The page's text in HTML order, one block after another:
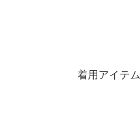
着用アイテム